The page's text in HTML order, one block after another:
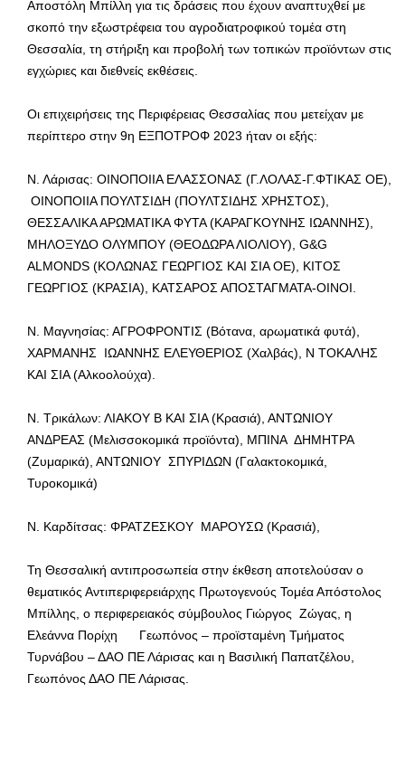
Αποστόλη Μπίλλη για τις δράσεις που έχουν αναπτυχθεί με
σκοπό την εξωστρέφεια του αγροδιατροφικού τομέα στη
Θεσσαλία, τη στήριξη και προβολή των τοπικών προϊόντων στις
εγχώριες και διεθνείς εκθέσεις.
Οι επιχειρήσεις της Περιφέρειας Θεσσαλίας που μετείχαν με
περίπτερο στην 9η ΕΞΠΟΤΡΟΦ 2023 ήταν οι εξής:
Ν. Λάρισας: ΟΙΝΟΠΟΙΙΑ ΕΛΑΣΣΟΝΑΣ (Γ.ΛΟΛΑΣ-Γ.ΦΤΙΚΑΣ ΟΕ),
ΟΙΝΟΠΟΙΙΑ ΠΟΥΛΤΣΙΔΗ (ΠΟΥΛΤΣΙΔΗΣ ΧΡΗΣΤΟΣ),
ΘΕΣΣΑΛΙΚΑ ΑΡΩΜΑΤΙΚΑ ΦΥΤΑ (ΚΑΡΑΓΚΟΥΝΗΣ ΙΩΑΝΝΗΣ),
ΜΗΛΟΞΥΔΟ ΟΛΥΜΠΟΥ (ΘΕΟΔΩΡΑ ΛΙΟΛΙΟΥ), G&G
ALMONDS (ΚΟΛΩΝΑΣ ΓΕΩΡΓΙΟΣ ΚΑΙ ΣΙΑ ΟΕ), ΚΙΤΟΣ
ΓΕΩΡΓΙΟΣ (ΚΡΑΣΙΑ), ΚΑΤΣΑΡΟΣ ΑΠΟΣΤΑΓΜΑΤΑ-ΟΙΝΟΙ.
Ν. Μαγνησίας: ΑΓΡΟΦΡΟΝΤΙΣ (Βότανα, αρωματικά φυτά),
ΧΑΡΜΑΝΗΣ ΙΩΑΝΝΗΣ ΕΛΕΥΘΕΡΙΟΣ (Χαλβάς), Ν ΤΟΚΑΛΗΣ
ΚΑΙ ΣΙΑ (Αλκοολούχα).
Ν. Τρικάλων: ΛΙΑΚΟΥ Β ΚΑΙ ΣΙΑ (Κρασιά), ΑΝΤΩΝΙΟΥ
ΑΝΔΡΕΑΣ (Μελισσοκομικά προϊόντα), ΜΠΙΝΑ ΔΗΜΗΤΡΑ
(Ζυμαρικά), ΑΝΤΩΝΙΟΥ ΣΠΥΡΙΔΩΝ (Γαλακτοκομικά,
Τυροκομικά)
Ν. Καρδίτσας: ΦΡΑΤΖΕΣΚΟΥ ΜΑΡΟΥΣΩ (Κρασιά),
Τη Θεσσαλική αντιπροσωπεία στην έκθεση αποτελούσαν ο
θεματικός Αντιπεριφερειάρχης Πρωτογενούς Τομέα Απόστολος
Μπίλλης, ο περιφερειακός σύμβουλος Γιώργος Ζώγας, η
Ελεάννα Πορίχη Γεωπόνος – προϊσταμένη Τμήματος
Τυρνάβου – ΔΑΟ ΠΕ Λάρισας και η Βασιλική Παπατζέλου,
Γεωπόνος ΔΑΟ ΠΕ Λάρισας.